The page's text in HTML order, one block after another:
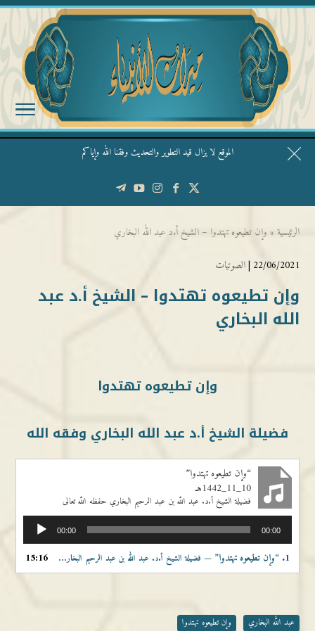
الموقع لا يزال قيد التطوير والتحديث وفقنا الله وإياكم
قال الشيخ ربيع وفقه الله: نحن ليس عندنا تقديس الأشخاص
الرئيسية » وإن تطيعوه تهتدوا – الشيخ أ.د عبد الله البخاري
22/06/2021 | الصوتيات
وإن تطيعوه تهتدوا – الشيخ أ.د عبد
الله البخاري
وإن تطيعوه تهتدوا
فضيلة الشيخ أ.د عبد الله البخاري وفقه الله
“وإن تطيعوه تهتدوا”
10_11_1442هـ
فضيلة الشيخ أ.د. عبد الله بن عبد الرحيم البخاري حفظه الله تعالى
الصوت
00:00 00:00
1. “وإن تطيعوه تهتدوا” — فضيلة الشيخ أ.د. عبد الله بن عبد الرحيم البخاري حفظه الله تعالى 15:16
عبد الله البخاري وإن تطيعوه تهتدوا